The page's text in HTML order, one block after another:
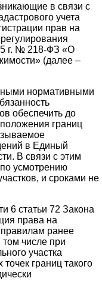
в связи с
учета
прав на
г. № 218-ФЗ «О
(далее –
нормативными
обеспечить до
границ
в Единый
В связи с этим
усмотрению
и сроками не
6 статьи 72 Закона
права на
ранее
том числе при
участка
границ такого